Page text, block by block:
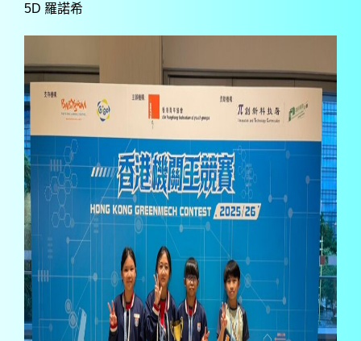
5D 羅諾希